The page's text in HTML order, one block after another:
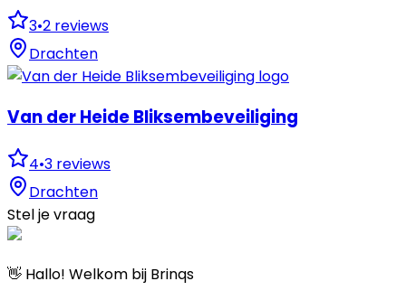
3•2 reviews
Drachten
Van der Heide Bliksembeveiliging
4•3 reviews
Drachten
Stel je vraag
👋 Hallo! Welkom bij Brinqs